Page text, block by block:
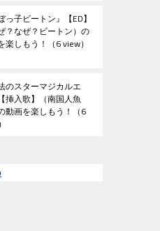
っ子ビートン』【ED】
？なぜ？ビートン）の
楽しもう！ （6 view）
のスターマジカルエ
挿入歌】（南国人魚
動画を楽しもう！ （6